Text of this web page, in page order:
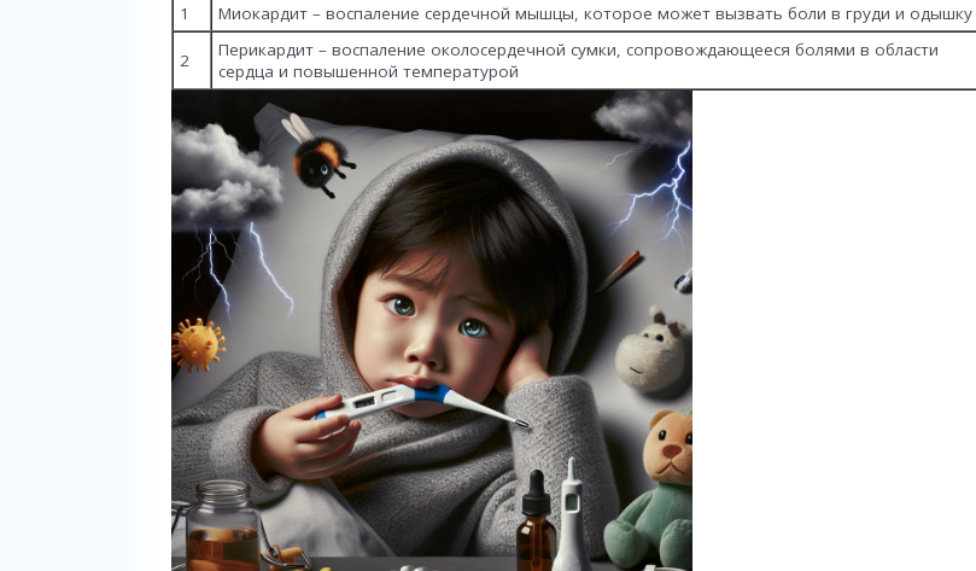
1
Миокардит – воспаление сердечной мышцы, которое может вызвать боли в груди и одышку
2
Перикардит – воспаление околосердечной сумки, сопровождающееся болями в области
сердца и повышенной температурой